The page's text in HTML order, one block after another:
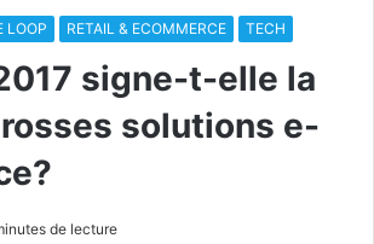
LOOP RETAIL & ECOMMERCE TECH
signe-t-elle la
solutions e-
de lecture